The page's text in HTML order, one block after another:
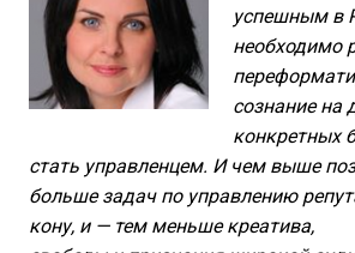
успешным в
необходимо
сознание на
конкретных
стать управленцем. И чем выше
больше задач по управлению
кону, и — тем меньше креатива,